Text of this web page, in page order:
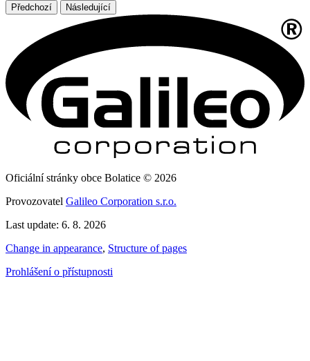
Předchozí Následující
Oficiální stránky obce Bolatice © 2026
Provozovatel Galileo Corporation s.r.o.
Last update: 6. 8. 2026
Change in appearance, Structure of pages
Prohlášení o přístupnosti